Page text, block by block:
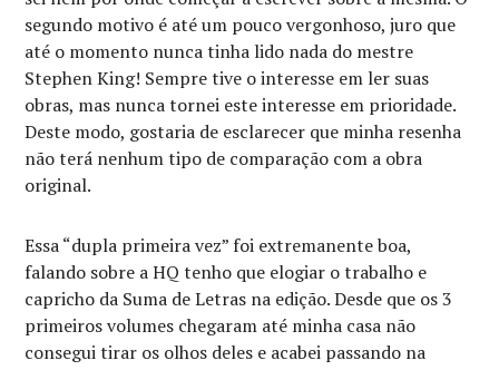
segundo motivo é até um pouco vergonhoso, juro que
até o momento nunca tinha lido nada do mestre
Stephen King! Sempre tive o interesse em ler suas
obras, mas nunca tornei este interesse em prioridade.
Deste modo, gostaria de esclarecer que minha resenha
não terá nenhum tipo de comparação com a obra
original.
Essa “dupla primeira vez” foi extremanente boa,
falando sobre a HQ tenho que elogiar o trabalho e
capricho da Suma de Letras na edição. Desde que os 3
primeiros volumes chegaram até minha casa não
consegui tirar os olhos deles e acabei passando na